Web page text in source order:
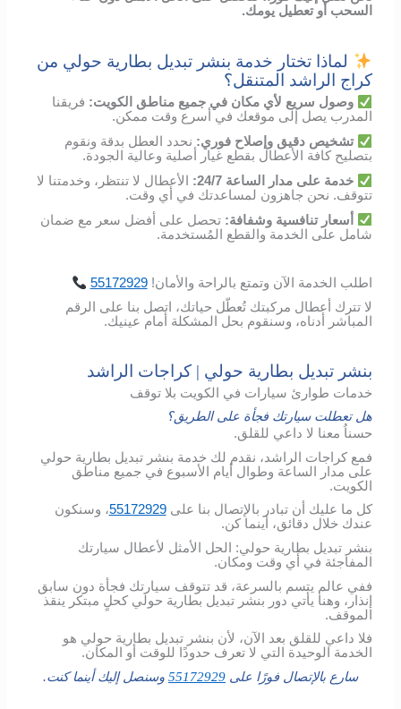
السحب أو تعطيل يومك.
لماذا تختار خدمة بنشر تبديل بطارية حولي من
كراج الراشد المتنقل؟
وصول سريع لأي مكان في جميع مناطق الكويت: فريقنا
المدرب يصل إلى موقعك في أسرع وقت ممكن.
تشخيص دقيق وإصلاح فوري: نحدد العطل بدقة ونقوم
بتصليح كافة الأعطال بقطع غيار أصلية وعالية الجودة.
خدمة على مدار الساعة 24/7: الأعطال لا تنتظر، وخدمتنا لا
تتوقف. نحن جاهزون لمساعدتك في أي وقت.
أسعار تنافسية وشفافة: تحصل على أفضل سعر مع ضمان
شامل على الخدمة والقطع المُستخدمة.
اطلب الخدمة الآن وتمتع بالراحة والأمان!
55172929
لا تترك أعطال مركبتك تُعطّل حياتك، اتصل بنا على الرقم
المباشر أدناه، وسنقوم بحل المشكلة أمام عينيك.
بنشر تبديل بطارية حولي | كراجات الراشد
خدمات طوارئ سيارات في الكويت بلا توقف
هل تعطلت سيارتك فجأة على الطريق؟
حسناُ معنا لا داعي للقلق.
فمع كراجات الراشد، نقدم لك خدمة بنشر تبديل بطارية حولي
على مدار الساعة وطوال أيام الأسبوع في جميع مناطق
الكويت.
كل ما عليك أن تبادر بالإتصال بنا على55172929، وسنكون
عندك خلال دقائق، أينما كن.
بنشر تبديل بطارية حولي: الحل الأمثل لأعطال سيارتك
المفاجئة في أي وقت ومكان.
ففي عالم يتسم بالسرعة، قد تتوقف سيارتك فجأة دون سابق
إنذار، وهنا يأتي دور بنشر تبديل بطارية حولي كحلٍ مبتكر ينقذ
الموقف.
فلا داعي للقلق بعد الآن، لأن بنشر تبديل بطارية حولي هو
الخدمة الوحيدة التي لا تعرف حدودًا للوقت أو المكان.
سارع بالإتصال فورًا على 55172929 وسنصل إليك أينما كنت.